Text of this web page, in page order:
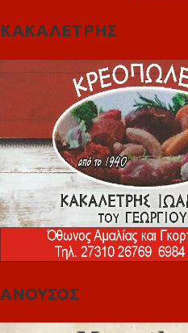
ΚΑΚΑΛΕΤΡΗΣ
ΑΝΟΥΣΟΣ